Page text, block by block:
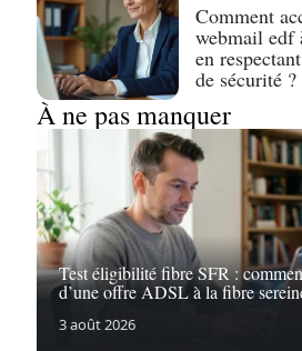
Comment
webmail edf
en
de sécurité ?
À ne pas manquer
Test éligibilité fibre SFR :
d’une offre ADSL à la fibre
3 août 2026